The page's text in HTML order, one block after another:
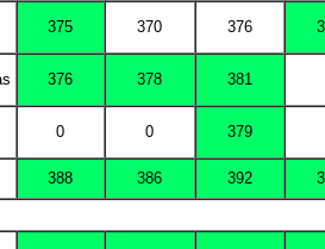
375 370 376
376 378 381
0 0 379
388 386 392